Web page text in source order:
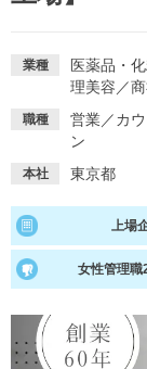
イベントを探す
就活ノウハ
就活ノウハウ
適職
就活ニュー
業種 医薬品・
理美容 ／
職種 営業／カ
ン
本社 東京都
上場
女性管理職